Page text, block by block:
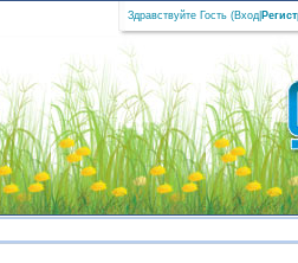
Здравствуйте Гость (Вход